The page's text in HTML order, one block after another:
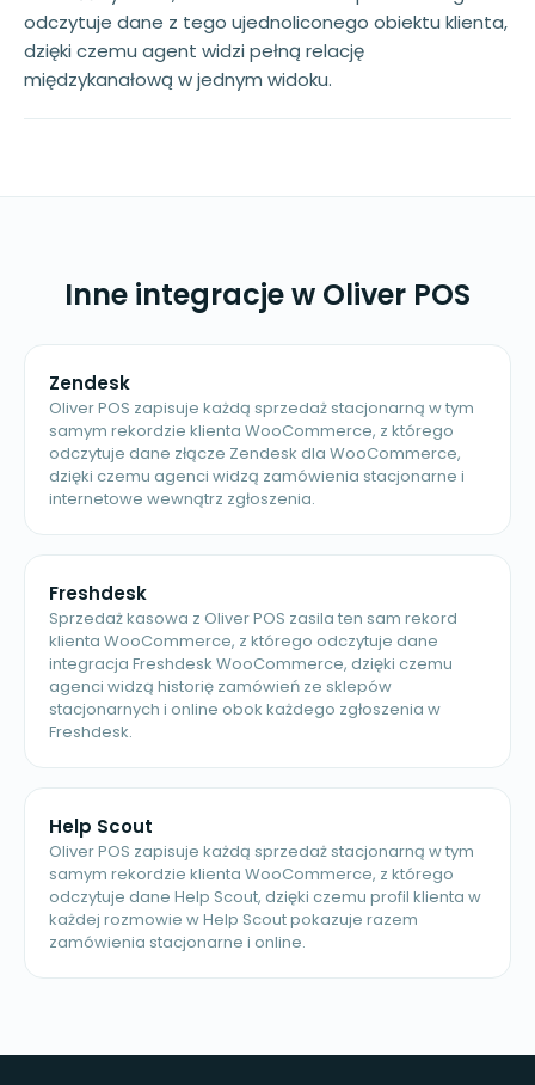
odczytuje dane z tego ujednoliconego obiektu klienta,
dzięki czemu agent widzi pełną relację
międzykanałową w jednym widoku.
Inne integracje w Oliver POS
Zendesk
Oliver POS zapisuje każdą sprzedaż stacjonarną w tym
samym rekordzie klienta WooCommerce, z którego
odczytuje dane złącze Zendesk dla WooCommerce,
dzięki czemu agenci widzą zamówienia stacjonarne i
internetowe wewnątrz zgłoszenia.
Freshdesk
Sprzedaż kasowa z Oliver POS zasila ten sam rekord
klienta WooCommerce, z którego odczytuje dane
integracja Freshdesk WooCommerce, dzięki czemu
agenci widzą historię zamówień ze sklepów
stacjonarnych i online obok każdego zgłoszenia w
Freshdesk.
Help Scout
Oliver POS zapisuje każdą sprzedaż stacjonarną w tym
samym rekordzie klienta WooCommerce, z którego
odczytuje dane Help Scout, dzięki czemu profil klienta w
każdej rozmowie w Help Scout pokazuje razem
zamówienia stacjonarne i online.